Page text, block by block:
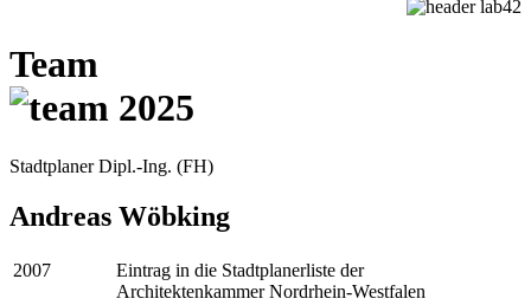
Team
Stadtplaner Dipl.-Ing. (FH)
Andreas Wöbking
2007
Eintrag in die Stadtplanerliste der
Architektenkammer Nordrhein-Westfalen